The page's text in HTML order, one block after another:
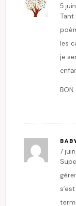
5
les
je
BON
7